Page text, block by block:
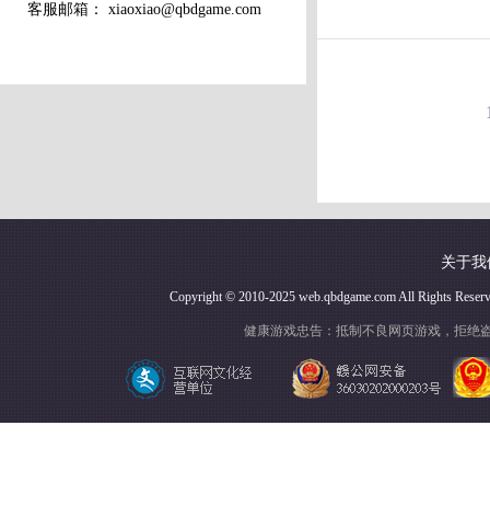
客服邮箱： xiaoxiao@qbdgame.com
关于我
Copyright © 2010-2025 web.qbdgame.com All Rights
健康游戏忠告：抵制不良网页游戏，拒绝